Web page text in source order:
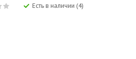
Есть в наличии (4)